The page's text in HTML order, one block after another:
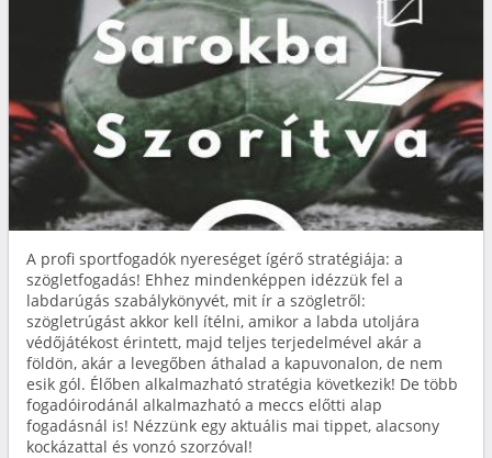
A profi sportfogadók nyereséget ígérő stratégiája: a
szögletfogadás! Ehhez mindenképpen idézzük fel a
labdarúgás szabálykönyvét, mit ír a szögletről:
szögletrúgást akkor kell ítélni, amikor a labda utoljára
védőjátékost érintett, majd teljes terjedelmével akár a
földön, akár a levegőben áthalad a kapuvonalon, de nem
esik gól. Élőben alkalmazható stratégia következik! De több
fogadóirodánál alkalmazható a meccs előtti alap
fogadásnál is! Nézzünk egy aktuális mai tippet, alacsony
kockázattal és vonzó szorzóval!